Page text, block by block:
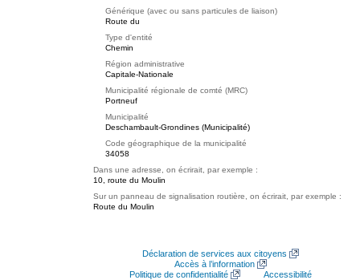
Générique (avec ou sans particules de liaison)
Route du
Type d'entité
Chemin
Région administrative
Capitale-Nationale
Municipalité régionale de comté (MRC)
Portneuf
Municipalité
Deschambault-Grondines (Municipalité)
Code géographique de la municipalité
34058
Dans une adresse, on écrirait, par exemple :
10, route du Moulin
Sur un panneau de signalisation routière, on écrirait, par exemple :
Route du Moulin
Déclaration de services aux citoyens
Accès à l’information
Politique de confidentialité
Accessibilité